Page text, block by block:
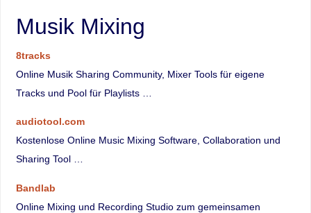
Musik Mixing
8tracks
Online Musik Sharing Community, Mixer Tools für eigene
Tracks und Pool für Playlists …
audiotool.com
Kostenlose Online Music Mixing Software, Collaboration und
Sharing Tool …
Bandlab
Online Mixing und Recording Studio zum gemeinsamen